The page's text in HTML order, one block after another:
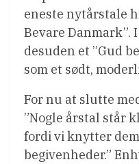
eneste nytårstale
Bevare Danmark”.
desuden et ”Gud
som et sødt,
For nu at slutte
”Nogle årstal står
fordi vi knytter
begivenheder.”